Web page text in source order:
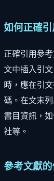
如何正確
正確引用參
文中插入引
時，應在引
碼。在文末
書目資訊，
社等。
參考文獻